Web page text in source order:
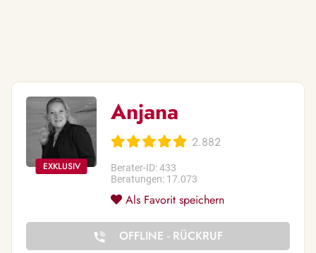
Anjana
2.882
Berater-ID: 433
Beratungen: 17.073
Als Favorit speichern
OFFLINE - RÜCKRUF